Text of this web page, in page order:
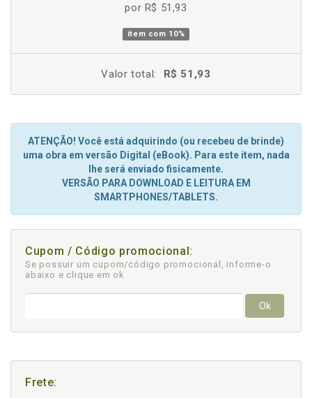
por R$ 51,93
item com 10%
Valor total: R$ 51,93
ATENÇÃO! Você está adquirindo (ou recebeu de brinde)
uma obra em versão Digital (eBook). Para este item, nada
lhe será enviado fisicamente.
VERSÃO PARA DOWNLOAD E LEITURA EM
SMARTPHONES/TABLETS.
Cupom / Código promocional:
Se possuir um cupom/código promocional, informe-o
abaixo e clique em ok
Ok
Frete: